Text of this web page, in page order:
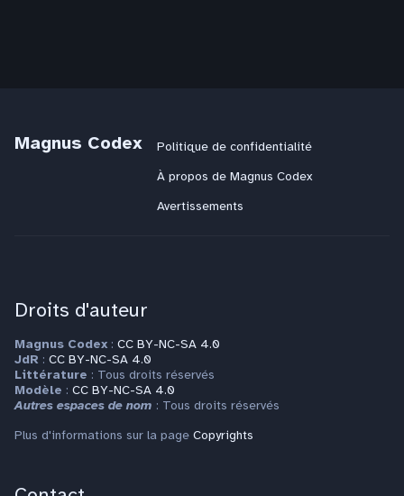
Magnus Codex
Politique de confidentialité
À propos de Magnus Codex
Avertissements
Droits d'auteur
Magnus Codex : CC BY-NC-SA 4.0
JdR : CC BY-NC-SA 4.0
Littérature : Tous droits réservés
Modèle : CC BY-NC-SA 4.0
Autres espaces de nom : Tous droits réservés
Plus d'informations sur la page Copyrights